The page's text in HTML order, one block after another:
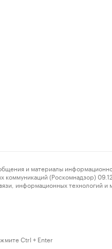
материалы информационного
(Роскомнадзор)
информационных
Ctrl + Enter